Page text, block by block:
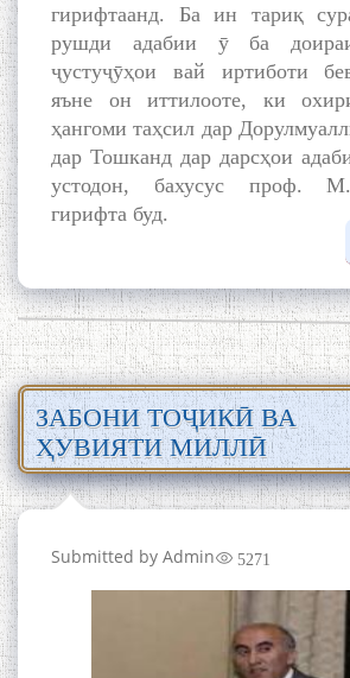
гирифтаанд. Ба ин тариқ
рушди адабии ӯ ба
ҷустуҷӯҳои вай иртиботи
яъне он иттилооте, ки
ҳангоми таҳсил дар
дар Тошканд дар дарсҳои
устодон, бахусус проф.
гирифта буд.
ЗАБОНИ ТОҶИКӢ ВА
ҲУВИЯТИ МИЛЛӢ
Submitted by Admin 5271